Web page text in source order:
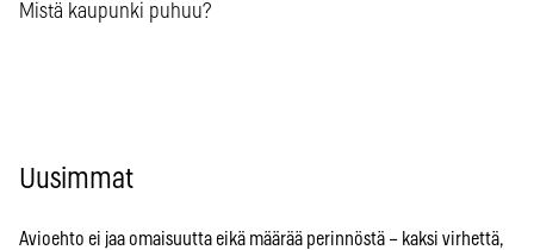
Mistä kaupunki puhuu?
Uusimmat
Avioehto ei jaa omaisuutta eikä määrää perinnöstä – kaksi virhettä,